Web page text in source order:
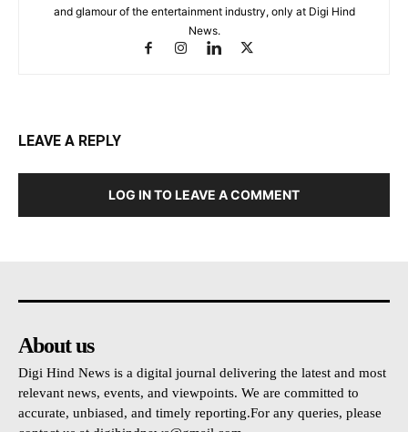
and glamour of the entertainment industry, only at Digi Hind
News.
LEAVE A REPLY
LOG IN TO LEAVE A COMMENT
About us
Digi Hind News is a digital journal delivering the latest and most
relevant news, events, and viewpoints. We are committed to
accurate, unbiased, and timely reporting.For any queries, please